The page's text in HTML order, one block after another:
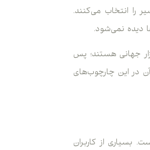
را انتخاب می‌کنند.
دیده نمی‌شود.
جهانی هستند؛ پس
آن در این چارچوب‌های
بسیاری از کاربران